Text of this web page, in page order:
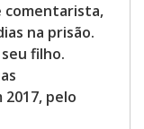
comentarista,
na prisão.
filho.
pelo